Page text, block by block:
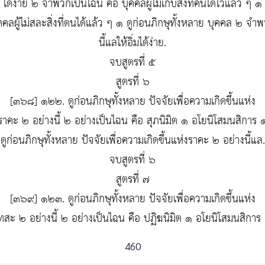
ได้ง่าย ๒ จำพวกเป็นไฉน คือ บุคคลผู้ไม่เก็บสิ่งที่คนได้ไว้แล้ว ๆ ๑
ลผู้ไม่สละสิ่งที่ตนได้แล้ว ๆ ๑ ดูก่อนภิกษุทั้งหลาย บุคคล ๒ จำ
นี้แลให้อิ่มได้ง่าย.
จบสูตรที่ ๕
สูตรที่ ๖
[๓๖๘] ๑๒๒. ดูก่อนภิกษุทั้งหลาย ปัจจัยเพื่อความเกิดขึ้นแห่ง
คะ ๒ อย่างนี้ ๒ อย่างเป็นไฉน คือ สุภนิมิต ๑ อโยนิโสมนสิการ
ดูก่อนภิกษุทั้งหลาย ปัจจัยเพื่อความเกิดขึ้นแห่งราคะ ๒ อย่างนี้แล.
จบสูตรที่ ๖
สูตรที่ ๗
[๓๖๙] ๑๒๓. ดูก่อนภิกษุทั้งหลาย ปัจจัยเพื่อความเกิดขึ้นแห่ง
สะ ๒ อย่างนี้ ๒ อย่างเป็นไฉน คือ ปฏิฆนิมิต ๑ อโยนิโสมนสิกา
460